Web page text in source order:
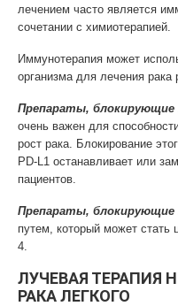
лечением часто является
сочетании с химиотерапией.
Иммунотерапия может
организма для лечения рака
Препараты, блокирующие
очень важен для
рост рака. Блокирование
PD-L1 останавливает или
пациентов.
Препараты, блокирующие
путем, который может стать
4.
ЛУЧЕВАЯ ТЕРАПИЯ
РАКА ЛЕГКОГО